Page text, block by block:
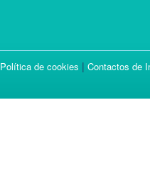
Política de cookies | Contactos de